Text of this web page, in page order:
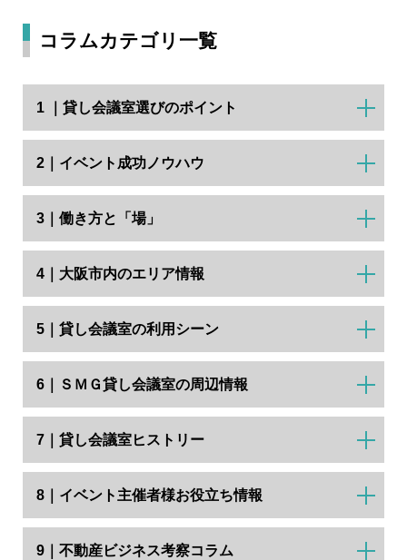
コラムカテゴリ一覧
1 ｜貸し会議室選びのポイント
2｜イベント成功ノウハウ
3｜働き方と「場」
4｜大阪市内のエリア情報
5｜貸し会議室の利用シーン
6｜ＳＭＧ貸し会議室の周辺情報
7｜貸し会議室ヒストリー
8｜イベント主催者様お役立ち情報
9｜不動産ビジネス考察コラム